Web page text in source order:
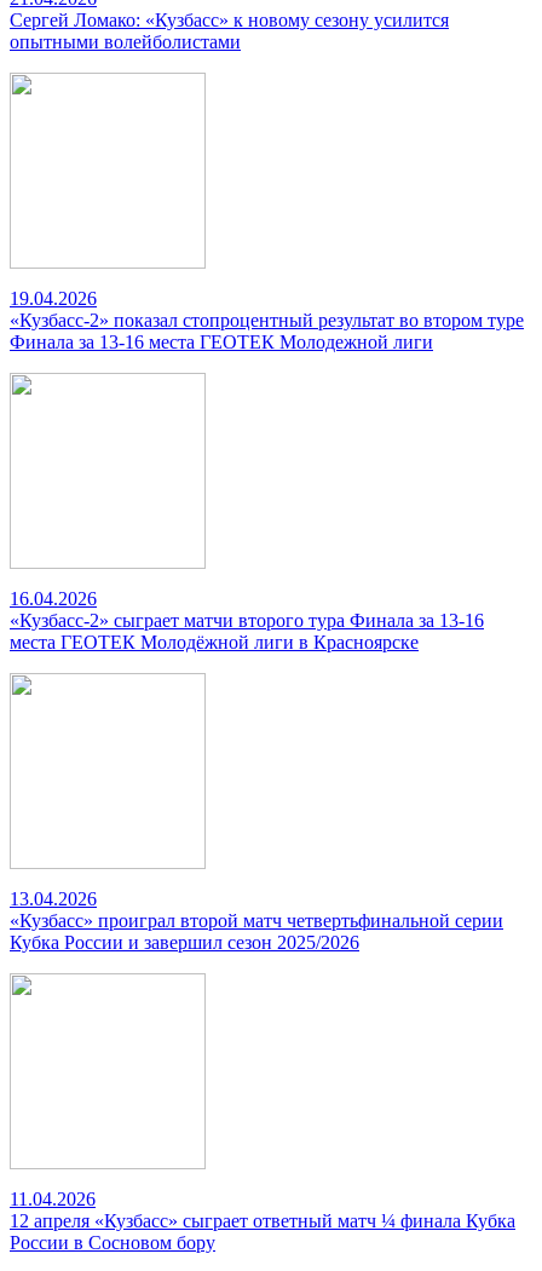
Сергей Ломако: «Кузбасс» к новому сезону усилится
опытными волейболистами
19.04.2026
«Кузбасс-2» показал стопроцентный результат во втором туре
Финала за 13-16 места ГЕОТЕК Молодежной лиги
16.04.2026
«Кузбасс-2» сыграет матчи второго тура Финала за 13-16
места ГЕОТЕК Молодёжной лиги в Красноярске
13.04.2026
«Кузбасс» проиграл второй матч четвертьфинальной серии
Кубка России и завершил сезон 2025/2026
11.04.2026
12 апреля «Кузбасс» сыграет ответный матч ¼ финала Кубка
России в Сосновом бору